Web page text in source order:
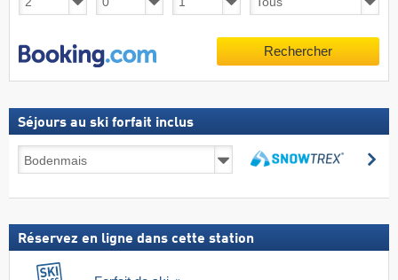
Rechercher
Séjours au ski forfait inclus
au
forfait
Réservez en ligne dans cette station